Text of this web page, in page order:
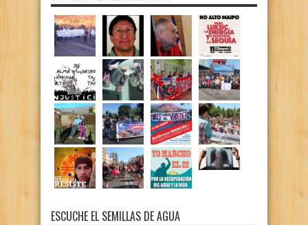
ESCUCHE EL SEMILLAS DE AGUA